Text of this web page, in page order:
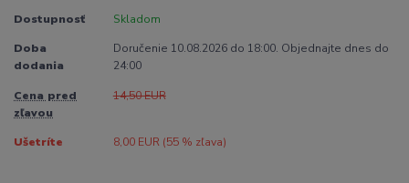
Dostupnosť Skladom
Doba
dodania
Doručenie 10.08.2026 do 18:00. Objednajte dnes do
24:00
Cena pred
zľavou
14,50 EUR
Ušetríte 8,00 EUR (55% zľava)